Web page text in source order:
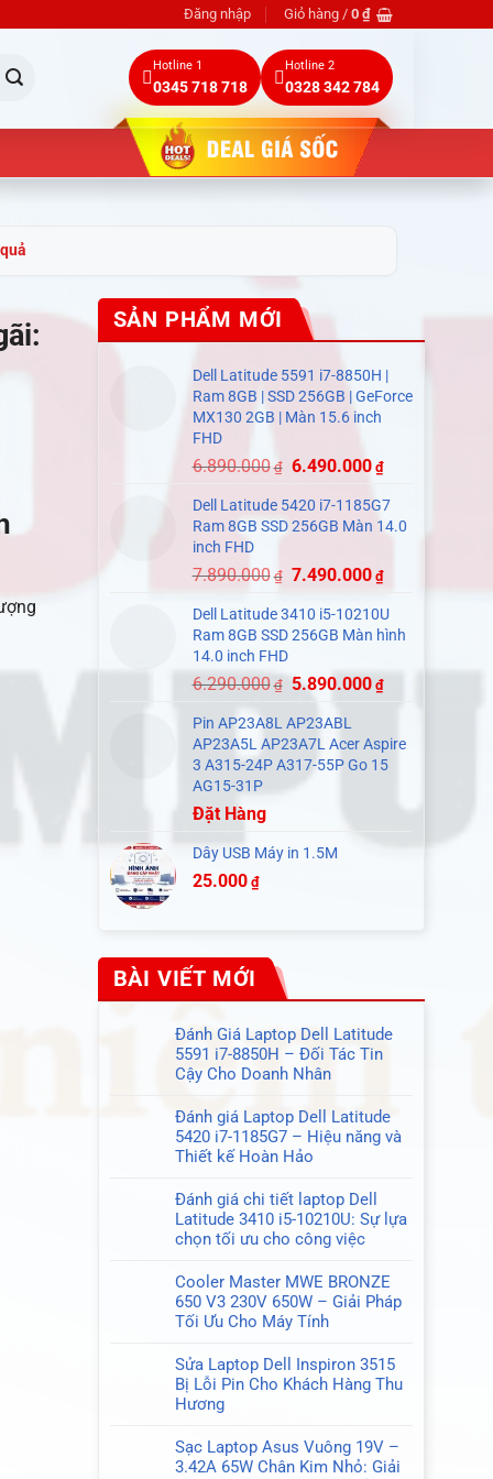
Đăng nhập Giỏ hàng / 0 ₫
Hotline 1
0345 718 718
Hotline 2
0328 342 784
SẢN PHẨM MỚI
Dell Latitude 5591 i7-8850H |
Ram 8GB | SSD 256GB | GeForce
MX130 2GB | Màn 15.6 inch
FHD
6.890.000 ₫ 6.490.000 ₫
Dell Latitude 5420 i7-1185G7
Ram 8GB SSD 256GB Màn 14.0
inch FHD
7.890.000 ₫ 7.490.000 ₫
Dell Latitude 3410 i5-10210U
Ram 8GB SSD 256GB Màn hình
14.0 inch FHD
6.290.000 ₫ 5.890.000 ₫
Pin AP23A8L AP23ABL
AP23A5L AP23A7L Acer Aspire
3 A315-24P A317-55P Go 15
AG15-31P
Đặt Hàng
Dây USB Máy in 1.5M
25.000 ₫
BÀI VIẾT MỚI
Đánh Giá Laptop Dell Latitude
5591 i7-8850H – Đối Tác Tin
Cậy Cho Doanh Nhân
có
bình
luận
Đánh
Giá
Laptop
Dell
Latitude
5591
i7-
8850H
Đối
Tác
Tin
Cho
Doanh
Đánh giá Laptop Dell Latitude
5420 i7-1185G7 – Hiệu năng và
Thiết kế Hoàn Hảo
có
bình
luận
Đánh
giá
Laptop
Dell
Latitude
5420
i7-
1185G7
Hiệu
năng
Đánh giá chi tiết laptop Dell
Latitude 3410 i5-10210U: Sự lựa
chọn tối ưu cho công việc
có
bình
luận
Đánh
giá
chi
tiết
Dell
Latitude
Cooler Master MWE BRONZE
650 V3 230V 650W – Giải Pháp
Tối Ưu Cho Máy Tính
có
bình
luận
Cooler
Master
Sửa Laptop Dell Inspiron 3515
Bị Lỗi Pin Cho Khách Hàng Thu
Hương
có
bình
Sạc Laptop Asus Vuông 19V –
3.42A 65W Chân Kim Nhỏ: Giải